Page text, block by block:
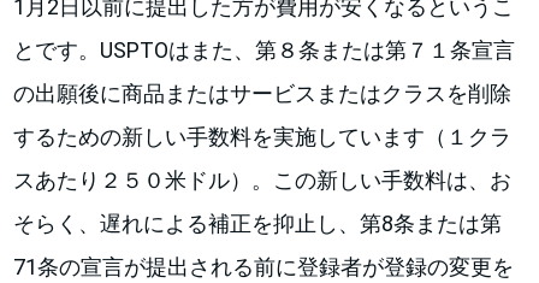
1月2日以前に提出した方が費用が安くなるというこ
とです。USPTOはまた、第８条または第７１条宣言
の出願後に商品またはサービスまたはクラスを削除
するための新しい手数料を実施しています（１クラ
スあたり２５０米ドル）。この新しい手数料は、お
そらく、遅れによる補正を抑止し、第8条または第
71条の宣言が提出される前に登録者が登録の変更を